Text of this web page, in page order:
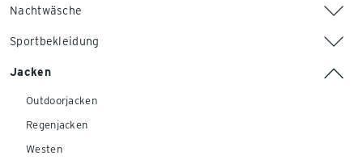
Nachtwäsche
Sportbekleidung
Jacken
Outdoorjacken
Regenjacken
Westen